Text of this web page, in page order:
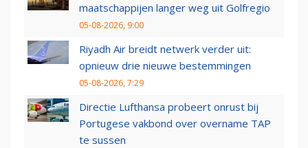
maatschappijen langer weg uit Golfregio
05-08-2026, 9:00
Riyadh Air breidt netwerk verder uit:
opnieuw drie nieuwe bestemmingen
05-08-2026, 7:29
Directie Lufthansa probeert onrust bij
Portugese vakbond over overname TAP
te sussen